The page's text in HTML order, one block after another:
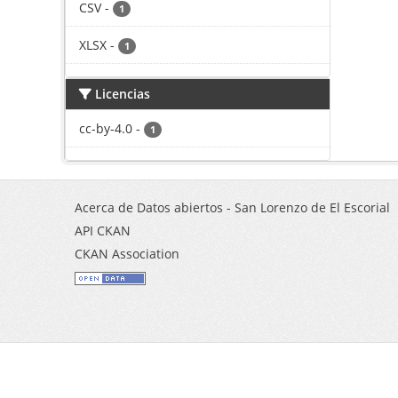
CSV - 1
XLSX - 1
Licencias
cc-by-4.0 - 1
Acerca de Datos abiertos - San Lorenzo de El Escorial
API CKAN
CKAN Association